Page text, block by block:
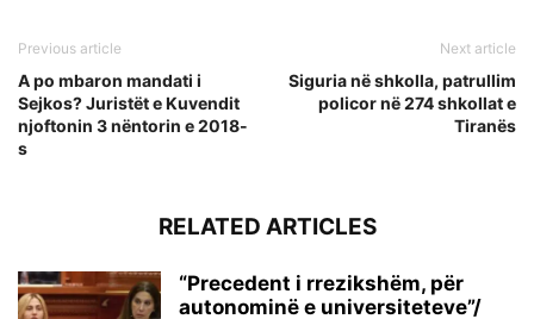
Previous article
A po mbaron mandati i
Sejkos? Juristët e Kuvendit
njoftonin 3 nëntorin e 2018-
s
Next article
Siguria në shkolla, patrullim
policor në 274 shkollat e
Tiranës
RELATED ARTICLES
“Precedent i rrezikshëm, për
autonominë e universiteteve”/